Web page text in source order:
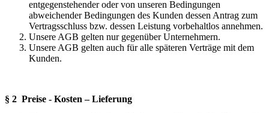
entgegenstehender oder von unseren Bedingungen
abweichender Bedingungen des Kunden dessen Antrag zum
Vertragsschluss bzw. dessen Leistung vorbehaltlos annehmen.
Unsere AGB gelten nur gegenüber Unternehmern.
Unsere AGB gelten auch für alle späteren Verträge mit dem
Kunden.
§ 2 Preise - Kosten – Lieferung